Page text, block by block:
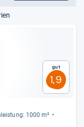
Gut
1,9
1000 m²